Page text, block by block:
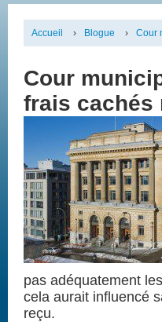
Accueil › Blogue › Cour
Cour
frais
pas adéquatement
cela aurait influencé
reçu.